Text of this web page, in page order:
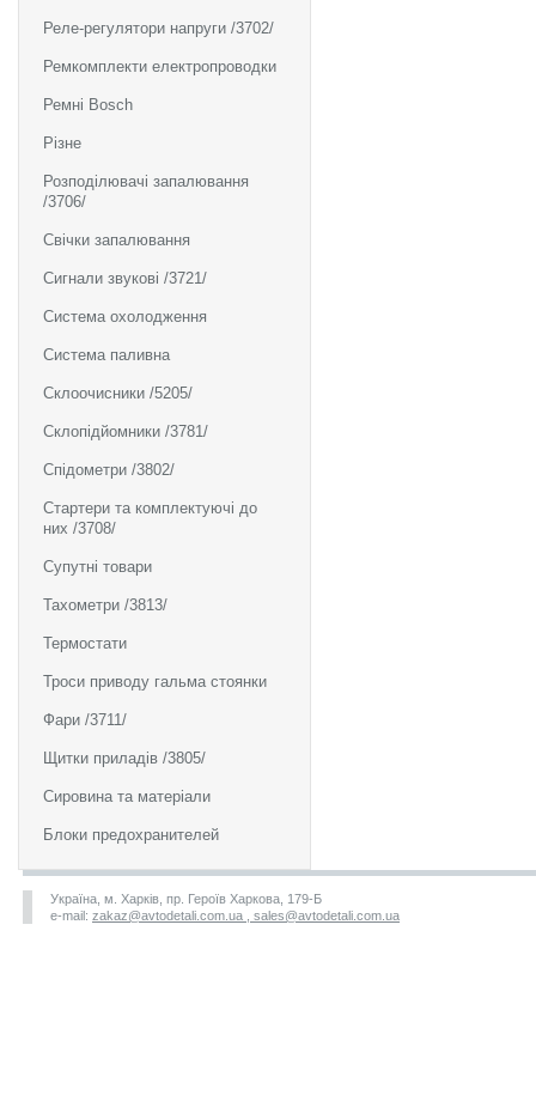
Реле-регулятори напруги /3702/
Ремкомплекти електропроводки
Ремні Bosch
Різне
Розподілювачі запалювання
/3706/
Свічки запалювання
Сигнали звукові /3721/
Система охолодження
Система паливна
Склоочисники /5205/
Склопідйомники /3781/
Спідометри /3802/
Стартери та комплектуючі до
них /3708/
Супутні товари
Тахометри /3813/
Термостати
Троси приводу гальма стоянки
Фари /3711/
Щитки приладів /3805/
Сировина та матеріали
Блоки предохранителей
Україна, м. Харків, пр. Героїв Харкова, 179-Б
e-mail: zakaz@avtodetali.com.ua , sales@avtodetali.com.ua